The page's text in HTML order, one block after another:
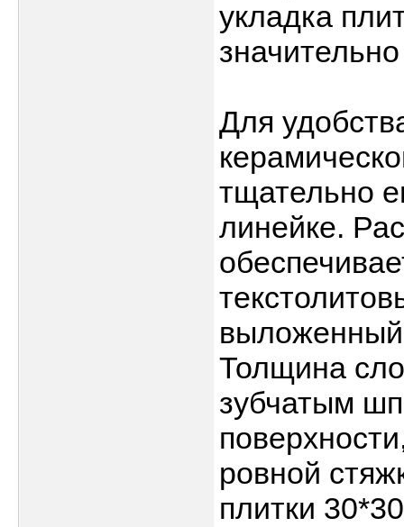
укладка
Для
тщательно
линейке.
выложенный
Толщина
зубчатым
ровной
плитки